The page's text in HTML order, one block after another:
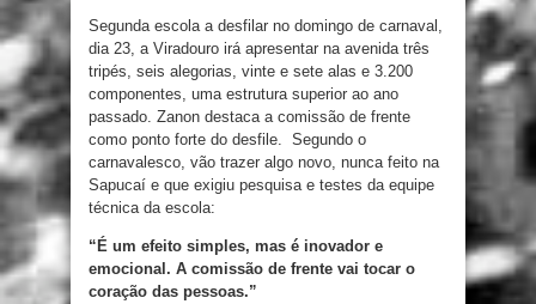
Segunda escola a desfilar no domingo de carnaval,
dia 23, a Viradouro irá apresentar na avenida três
tripés, seis alegorias, vinte e sete alas e 3.200
componentes, uma estrutura superior ao ano
passado. Zanon destaca a comissão de frente
como ponto forte do desfile. Segundo o
carnavalesco, vão trazer algo novo, nunca feito na
Sapucaí e que exigiu pesquisa e testes da equipe
técnica da escola:
“É um efeito simples, mas é inovador e
emocional. A comissão de frente vai tocar o
coração das pessoas.”